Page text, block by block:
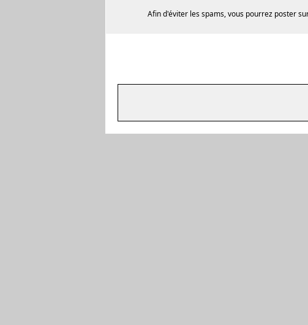
Afin d'éviter les spams, vous pourrez poster